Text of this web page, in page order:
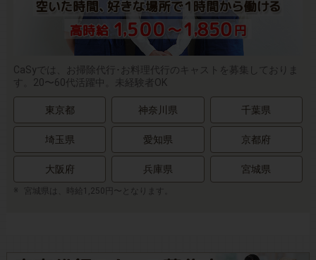
CaSyでは、お掃除代行･お料理代行のキャストを募集しておりま
す。20〜60代活躍中。未経験者OK
東京都 神奈川県 千葉県
埼玉県 愛知県 京都府
大阪府 兵庫県 宮城県
宮城県は、時給1,250円〜となります。